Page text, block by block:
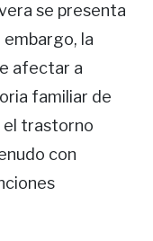
se presenta
la
afectar a
familiar de
el trastorno
con